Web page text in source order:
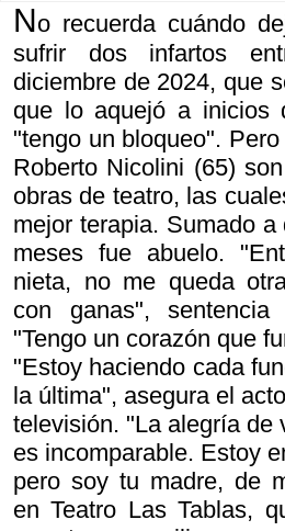
No recuerda cuándo
sufrir dos infartos
diciembre de 2024, que
que lo aquejó a inicios
"tengo un bloqueo".
Roberto Nicolini (65)
obras de teatro, las
mejor terapia. Sumado
meses fue abuelo.
nieta, no me queda
con ganas",
"Tengo un corazón que
"Estoy haciendo cada
la última", asegura el
televisión. "La alegría de
es incomparable. Estoy
pero soy tu madre, de
en Teatro Las Tablas,